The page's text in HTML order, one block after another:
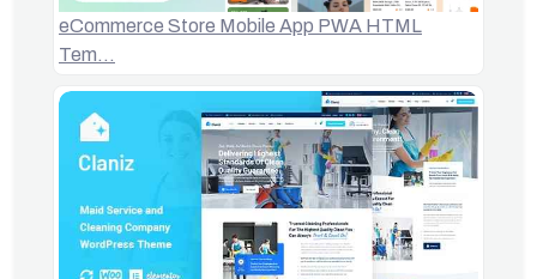
eCommerce Store Mobile App PWA HTML
Tem…